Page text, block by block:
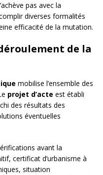
pas avec la
diverses formalités
efficacité de la mutation.
de la
mobilise l’ensemble des
projet d’acte est établi
des résultats des
éventuelles
avant la
certificat d’urbanisme à
situation